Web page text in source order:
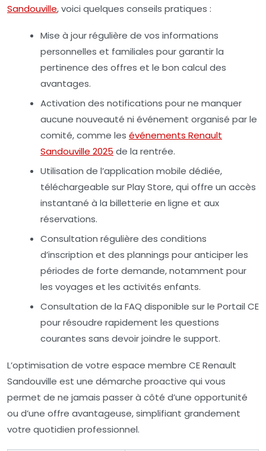
Sandouville, voici quelques conseils pratiques :
Mise à jour régulière de vos informations
personnelles et familiales pour garantir la
pertinence des offres et le bon calcul des
avantages.
Activation des notifications pour ne manquer
aucune nouveauté ni événement organisé par le
comité, comme les événements Renault
Sandouville 2025 de la rentrée.
Utilisation de l’application mobile dédiée,
téléchargeable sur Play Store, qui offre un accès
instantané à la billetterie en ligne et aux
réservations.
Consultation régulière des conditions
d’inscription et des plannings pour anticiper les
périodes de forte demande, notamment pour
les voyages et les activités enfants.
Consultation de la FAQ disponible sur le Portail CE
pour résoudre rapidement les questions
courantes sans devoir joindre le support.
L’optimisation de votre espace membre CE Renault
Sandouville est une démarche proactive qui vous
permet de ne jamais passer à côté d’une opportunité
ou d’une offre avantageuse, simplifiant grandement
votre quotidien professionnel.